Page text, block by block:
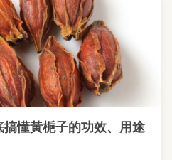
懂黃梔子的功效、用途